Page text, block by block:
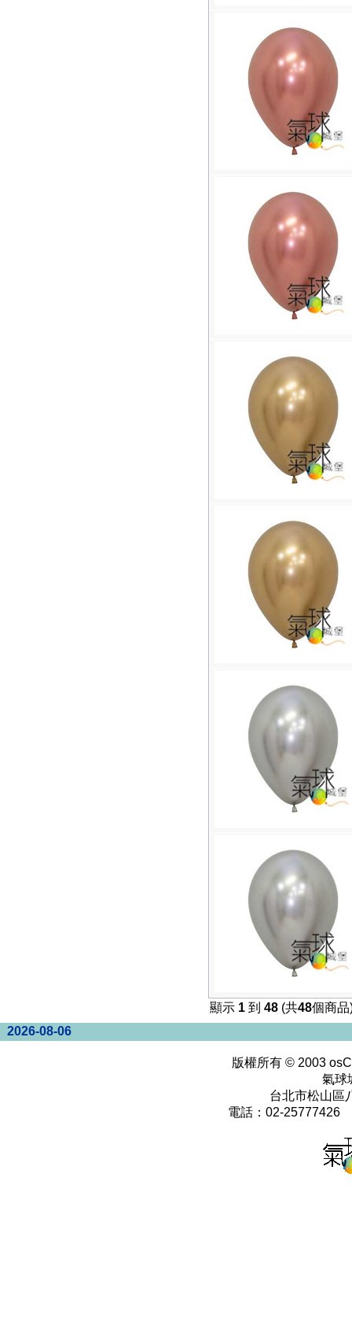
顯示 1 到 48 (共48個商品
2026-08-06
版權所有 © 2003
氣球
台北市松山區
電話：02-25777426